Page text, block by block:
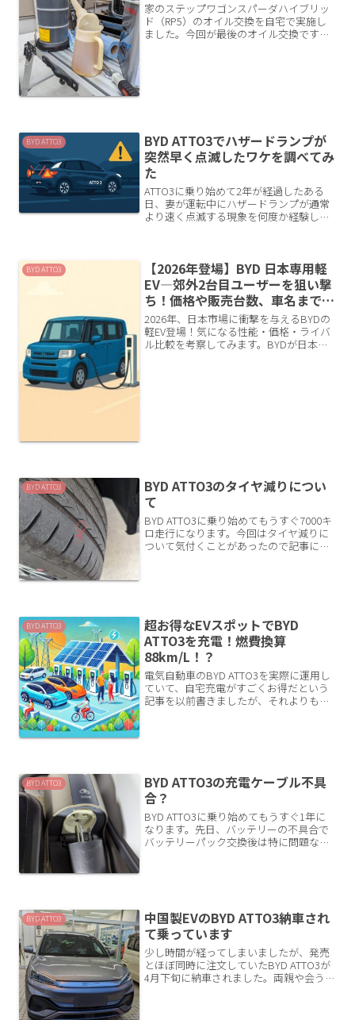
家のステップワゴンスパーダハイブリッ
ド（RP5）のオイル交換を自宅で実施し
ました。今回が最後のオイル交換です。
BYD ATTO3
BYD ATTO3でハザードランプが
突然早く点滅したワケを調べてみ
た
ATTO3に乗り始めて2年が経過したある
日、妻が運転中にハザードランプが通常
より速く点滅する現象を何度か経験し、
像出典：BYD AT...
BYD ATTO3
【2026年登場】BYD 日本専用軽
EV—郊外2台目ユーザーを狙い撃
ち！価格や販売台数、車名まで予
想してみた
2026年、日本市場に衝撃を与えるBYDの
軽EV登場！気になる性能・価格・ライバ
ル比較を考察してみます。BYDが日本に
BYD ATTO3
BYD ATTO3のタイヤ減りについ
て
BYD ATTO3に乗り始めてもうすぐ7000キ
ロ走行になります。今回はタイヤ減りに
ついて気付くことがあったので記事にし
BYD ATTO3
超お得なEVスポットでBYD
ATTO3を充電！燃費換算
88km/L！？
電気自動車のBYD ATTO3を実際に運用し
ていて、自宅充電がすごくお得だという
記事を以前書きましたが、それよりもも
BYD ATTO3
BYD ATTO3の充電ケーブル不具
合？
BYD ATTO3に乗り始めてもうすぐ1年に
なります。先日、バッテリーの不具合で
バッテリーパック交換後は特に問題なく
BYD ATTO3
中国製EVのBYD ATTO3納車され
て乗っています
少し時間が経ってしまいましたが、発売
とほぼ同時に注文していたBYD ATTO3が
4月下旬に納車されました。両親や会う人